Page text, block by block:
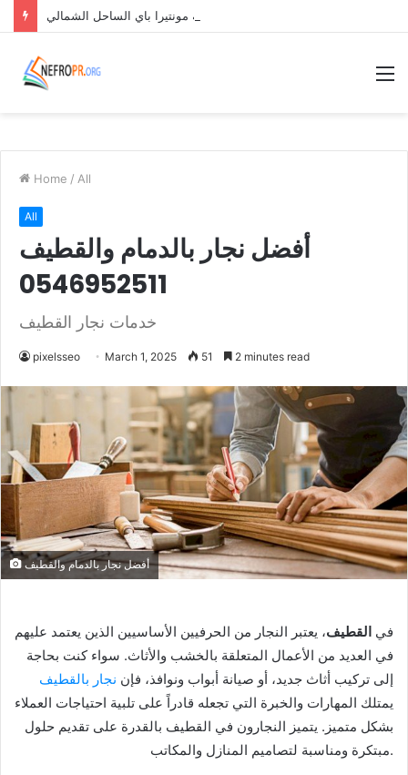
Home / All
All
أفضل نجار بالدمام والقطيف
0546952511
خدمات نجار القطيف
pixelsseo March 1, 2025 51 2 minutes read
أفضل نجار بالدمام والقطيف
في القطيف، يعتبر النجار من الحرفيين الأساسيين الذين يعتمد عليهم
في العديد من الأعمال المتعلقة بالخشب والأثاث. سواء كنت بحاجة
إلى تركيب أثاث جديد، أو صيانة أبواب ونوافذ، فإن نجار بالقطيف
يمتلك المهارات والخبرة التي تجعله قادراً على تلبية احتياجات العملاء
بشكل متميز. يتميز النجارون في القطيف بالقدرة على تقديم حلول
مبتكرة ومناسبة لتصاميم المنازل والمكاتب.